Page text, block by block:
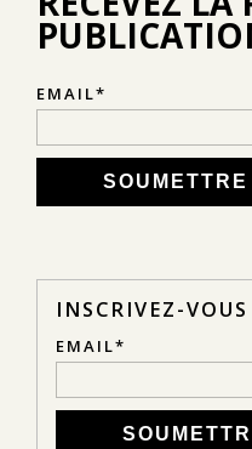
EMAIL*
INSCRIVEZ-
EMAIL*